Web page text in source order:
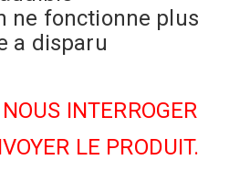
ne fonctionne plus
a disparu
INTERROGER
LE PRODUIT.